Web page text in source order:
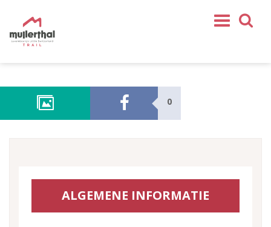
Tochten
VOLG ONS
0
ALGEMENE INFORMATIE